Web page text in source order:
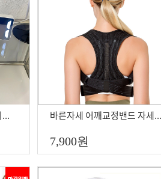
내방을 호텔처럼 완벽 컨디션 빅미러 LED 알람시계BOA
바른자세 어깨교정밴드 자세교정밴드 어깨교정기 어깨밴드
7,900원